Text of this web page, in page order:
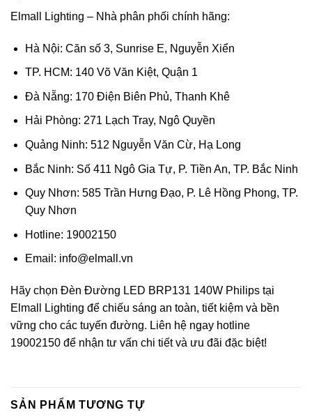
Elmall Lighting – Nhà phân phối chính hãng:
Hà Nội: Căn số 3, Sunrise E, Nguyễn Xiển
TP. HCM: 140 Võ Văn Kiệt, Quận 1
Đà Nẵng: 170 Điện Biên Phủ, Thanh Khê
Hải Phòng: 271 Lạch Tray, Ngô Quyền
Quảng Ninh: 512 Nguyễn Văn Cừ, Hạ Long
Bắc Ninh: Số 411 Ngô Gia Tự, P. Tiền An, TP. Bắc Ninh
Quy Nhơn: 585 Trần Hưng Đạo, P. Lê Hồng Phong, TP.
Quy Nhơn
Hotline: 19002150
Email: info@elmall.vn
Hãy chọn Đèn Đường LED BRP131 140W Philips tại
Elmall Lighting để chiếu sáng an toàn, tiết kiệm và bền
vững cho các tuyến đường. Liên hệ ngay hotline
19002150 để nhận tư vấn chi tiết và ưu đãi đặc biệt!
SẢN PHẨM TƯƠNG TỰ